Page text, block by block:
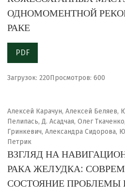
ОДНОМОМЕНТНОЙ
РАКЕ
PDF
Загрузок: 220Просмотров: 600
Алексей Карачун, Алексей Беляев,
Пелипась, Д. Асадчая, Олег
Гринкевич, Александра Сидорова,
Петрик
ВЗГЛЯД НА
РАКА ЖЕЛУДКА:
СОСТОЯНИЕ ПРОБЛЕМЫ